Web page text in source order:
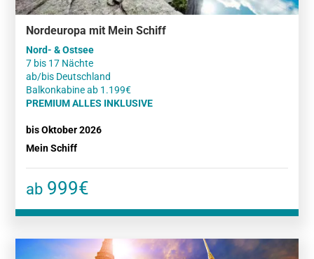
Nordeuropa mit Mein Schiff
Nord- & Ostsee
7 bis 17 Nächte
ab/bis Deutschland
PREMIUM ALLES INKLUSIVE
bis Oktober 2026
Mein Schiff
ab 999€